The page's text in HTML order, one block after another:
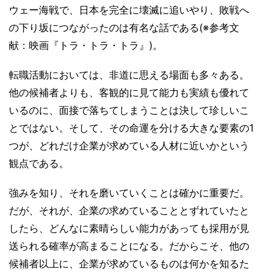
ウェー海戦で、日本を完全に壊滅に追いやり、敗戦へ
の下り坂につながったのは有名な話である(※参考文
献：映画『トラ・トラ・トラ』)。
転職活動においては、非道に思える場面も多々ある。
他の候補者よりも、客観的に見て能力も実績も優れて
いるのに、面接で落ちてしまうことは決して珍しいこ
とではない。そして、その命運を分ける大きな要素の1
つが、どれだけ企業が求めている人材に近いかという
観点である。
強みを知り、それを磨いていくことは確かに重要だ。
だが、それが、企業の求めていることとずれていたと
したら、どんなに素晴らしい能力があっても採用が見
送られる確率が高まることになる。だからこそ、他の
候補者以上に、企業が求めているものは何かを知るた